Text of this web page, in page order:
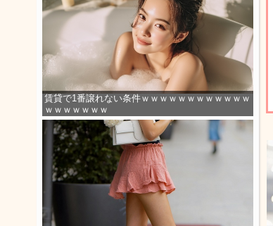
賃貸で1番譲れない条件ｗｗｗｗｗｗｗｗｗｗｗｗ
ｗｗｗｗｗｗｗ